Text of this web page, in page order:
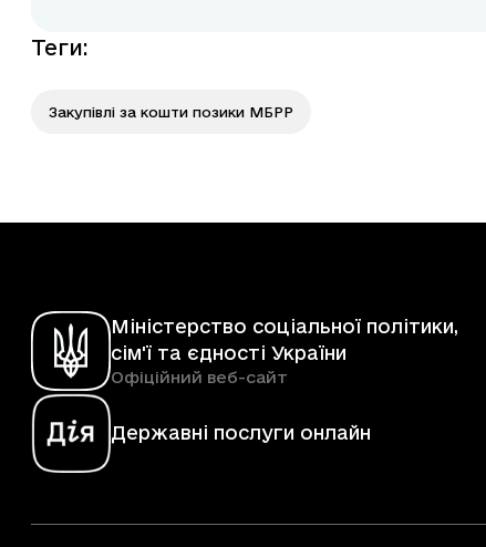
Теги:
Закупівлі за кошти позики МБРР
Міністерство соціальної політики,
сім'ї та єдності України
Офіційний веб-сайт
Державні послуги онлайн